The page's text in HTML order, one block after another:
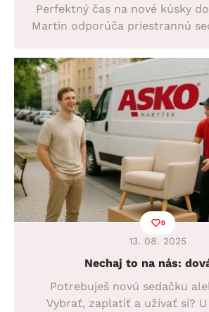
Perfektný čas na nové kúsky
Martin odporúča priestrannú
Pohoda, štýl a komfort, ktoré
chcete mať doma.
0
13. 08. 2025
Nechaj to na nás:
Potrebuješ novú sedačku
Vybrať, zaplatiť a užívať si?